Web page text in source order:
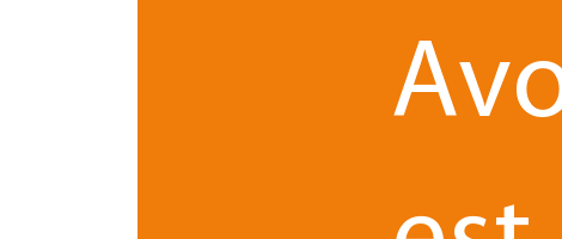
Quelles décisions
Alors que, le 10 septembre 2018, le Conseil de
du Mans prenait position en jugeant conforme à la